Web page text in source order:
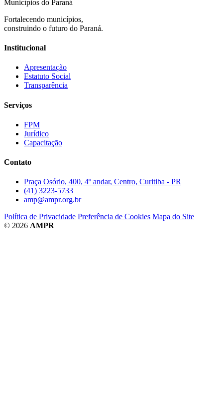
Municípios do Paraná
Fortalecendo municípios,
construindo o futuro do Paraná.
Institucional
Apresentação
Estatuto Social
Transparência
Serviços
FPM
Jurídico
Capacitação
Contato
Praça Osório, 400, 4º andar, Centro, Curitiba - PR
(41) 3223-5733
amp@ampr.org.br
Política de Privacidade Preferência de Cookies Mapa do Site
© 2026 AMPR